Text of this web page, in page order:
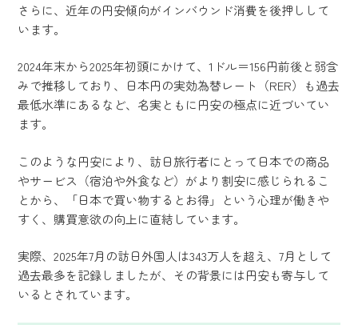
さらに、近年の円安傾向がインバウンド消費を後押しして
います。
2024年末から2025年初頭にかけて、1ドル＝156円前後と弱含
みで推移しており、日本円の実効為替レート（RER）も過去
最低水準にあるなど、名実ともに円安の極点に近づいてい
ます。
このような円安により、訪日旅行者にとって日本での商品
やサービス（宿泊や外食など）がより割安に感じられるこ
とから、「日本で買い物するとお得」という心理が働きや
すく、購買意欲の向上に直結しています。
実際、2025年7月の訪日外国人は343万人を超え、7月として
過去最多を記録しましたが、その背景には円安も寄与して
いるとされています。